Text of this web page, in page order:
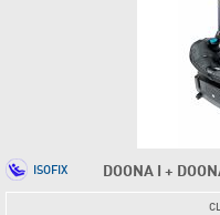
DOONA I +
ISOFIX